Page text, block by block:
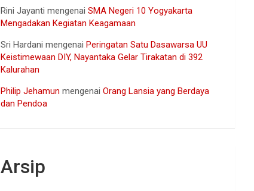
Rini Jayanti mengenaiSMA Negeri 10 Yogyakarta
Mengadakan Kegiatan Keagamaan
Sri Hardani mengenaiPeringatan Satu Dasawarsa UU
Keistimewaan DIY, Nayantaka Gelar Tirakatan di 392
Kalurahan
Philip Jehamun mengenaiOrang Lansia yang Berdaya
dan Pendoa
Arsip